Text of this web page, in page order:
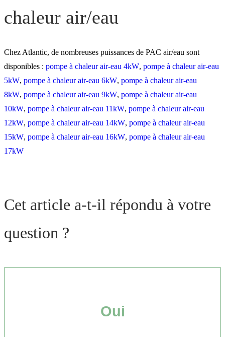
chaleur air/eau
Chez Atlantic, de nombreuses puissances de PAC air/eau sont
disponibles : pompe à chaleur air-eau 4kW, pompe à chaleur air-eau
5kW, pompe à chaleur air-eau 6kW, pompe à chaleur air-eau
8kW, pompe à chaleur air-eau 9kW, pompe à chaleur air-eau
10kW, pompe à chaleur air-eau 11kW, pompe à chaleur air-eau
12kW, pompe à chaleur air-eau 14kW, pompe à chaleur air-eau
15kW, pompe à chaleur air-eau 16kW, pompe à chaleur air-eau
17kW
Cet article a-t-il répondu à votre
question ?
Oui